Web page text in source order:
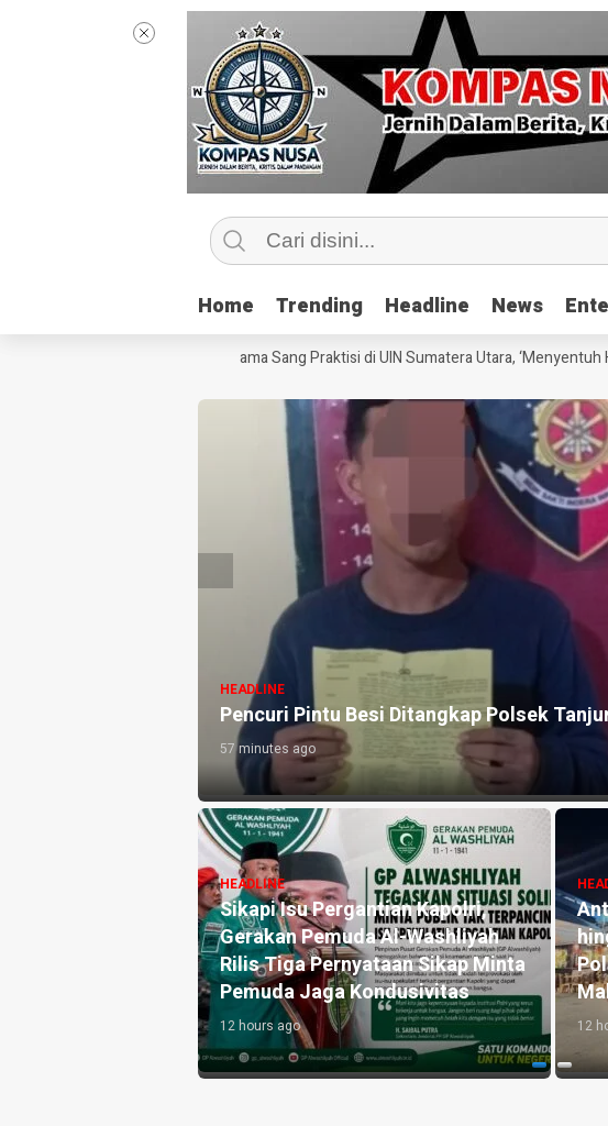
Home Trending Headline News
Home Trending Headline News
Kelas Jurnalisme Bersama Sang Praktisi di UIN Sumatera Utara, ‘Menyentuh Hati
HEADLINE
Akademisi Hukum Tata Negara: HUT Ke-
Memperkuat Demokrasi dan Pengabdian
15 hours ago
HEADLINE
1,2 Kg Sabu Dimusnahkan
Polresta Deli Serdang, Tiga
Tersangka Gagal Edarkan Ribuan
Dosis Narkoba
15 hours ago 16